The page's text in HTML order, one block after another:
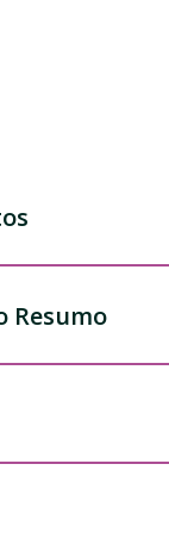
Resumo